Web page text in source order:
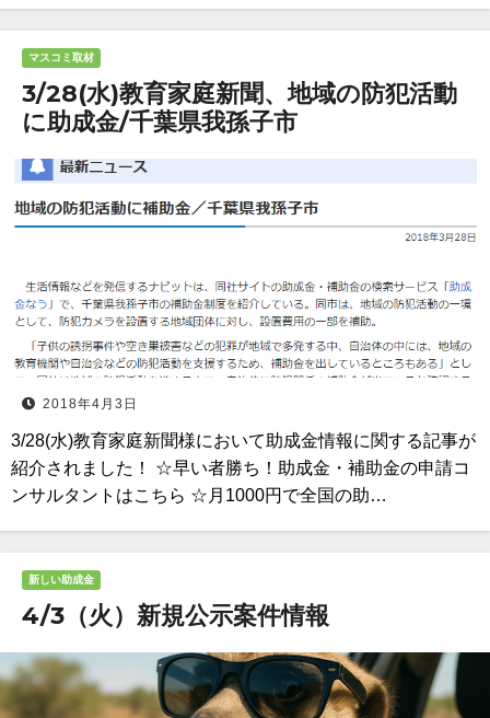
マスコミ取材
3/28(水)教育家庭新聞、地域の防犯活動
に助成金/千葉県我孫子市
2018年4月3日
3/28(水)教育家庭新聞様において助成金情報に関する記事が
紹介されました！ ☆早い者勝ち！助成金・補助金の申請コ
ンサルタントはこちら ☆月1000円で全国の助…
新しい助成金
4/3（火）新規公示案件情報